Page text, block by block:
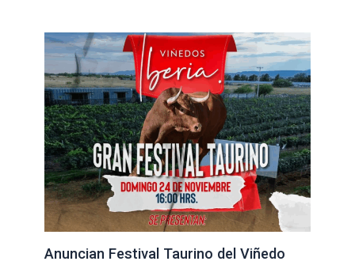
Anuncian Festival Taurino del Viñedo